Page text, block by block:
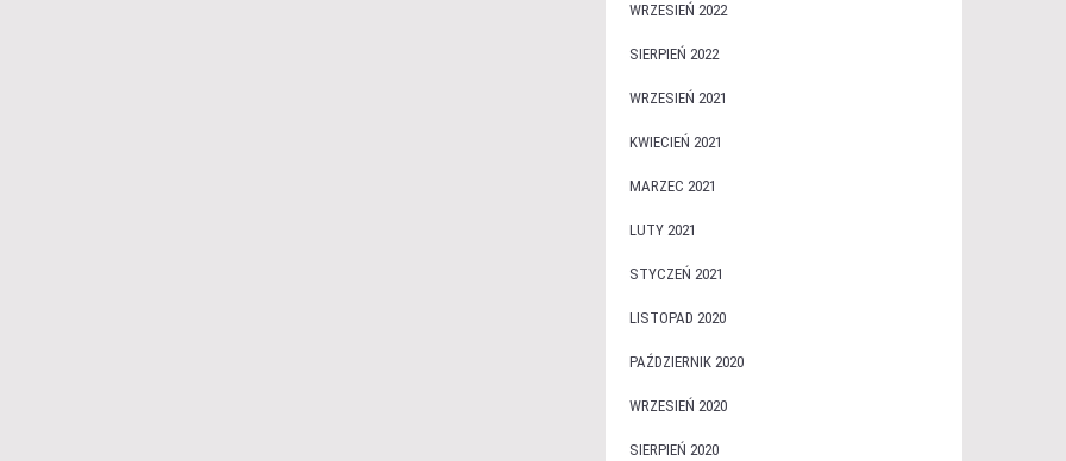
WRZESIEŃ 2022
SIERPIEŃ 2022
WRZESIEŃ 2021
KWIECIEŃ 2021
MARZEC 2021
LUTY 2021
STYCZEŃ 2021
LISTOPAD 2020
PAŹDZIERNIK 2020
WRZESIEŃ 2020
SIERPIEŃ 2020